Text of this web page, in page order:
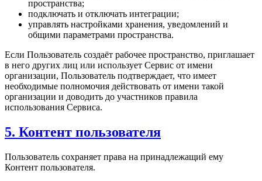
пространства;
подключать и отключать интеграции;
управлять настройками хранения, уведомлений и
общими параметрами пространства.
Если Пользователь создаёт рабочее пространство, приглашает
в него других лиц или использует Сервис от имени
организации, Пользователь подтверждает, что имеет
необходимые полномочия действовать от имени такой
организации и доводить до участников правила
использования Сервиса.
5. Контент пользователя
Пользователь сохраняет права на принадлежащий ему
Контент пользователя.